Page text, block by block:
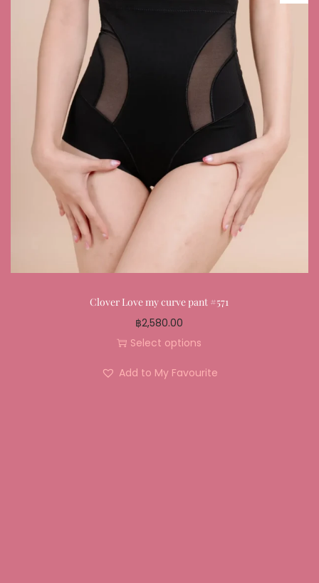
Clover Love my curve pant #571
฿2,580.00
Select options
Add to My Favourite